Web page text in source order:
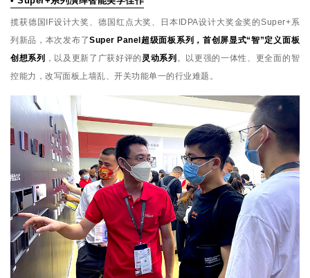
揽获德国IF设计大奖、德国红点大奖、日本IDPA设计大奖金奖的Super+系
列新品，本次发布了Super Panel超级面板系列，首创屏显式“智”定义面板
创想系列 ，以及更新了广获好评的 灵动系列 。以更强的一体性、更全面的智
控能力，改写面板上墙乱、开关功能单一的行业难题。